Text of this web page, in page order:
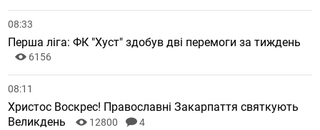
08:33
Перша ліга: ФК "Хуст" здобув дві перемоги за тиждень
6156
08:11
Христос Воскрес! Православні Закарпаття святкують
Великдень
12800 4